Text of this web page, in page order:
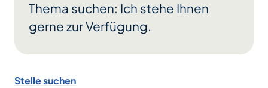
Thema suchen: Ich stehe Ihnen
gerne zur Verfügung.
Stelle suchen